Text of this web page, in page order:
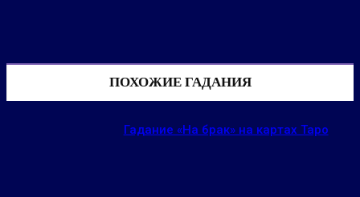
ПОХОЖИЕ ГАДАНИЯ
Гадание «На брак» на картах Таро